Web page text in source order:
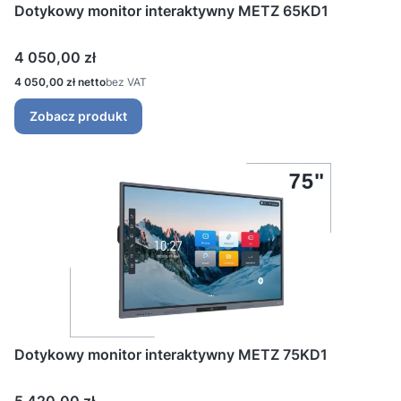
Dotykowy monitor interaktywny METZ 65KD1
Cena
4 050,00 zł
Cena
4 050,00 zł bez VAT
Zobacz produkt
Dotykowy monitor interaktywny METZ 75KD1